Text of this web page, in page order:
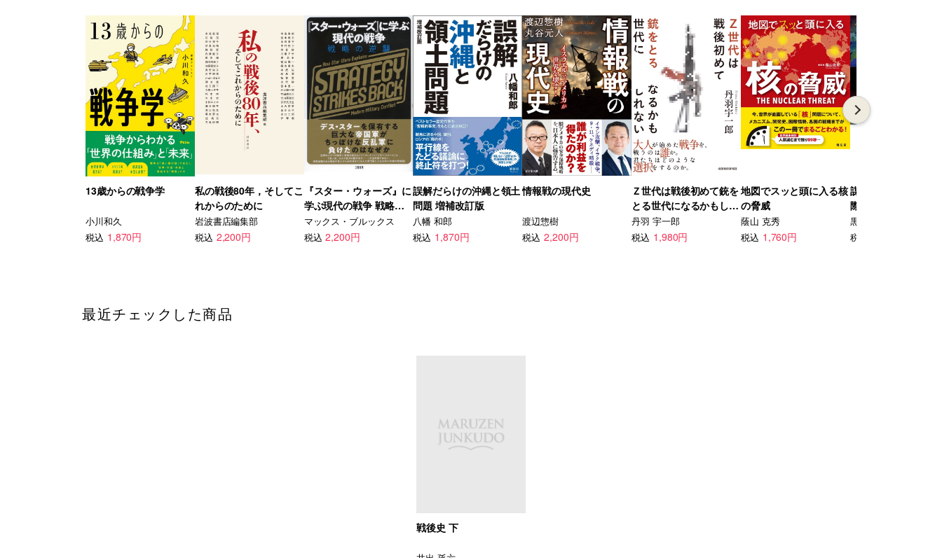
13歳からの戦争学
小川和久
税込 1,870円
私の戦後80年，そしてこ
れからのために
岩波書店編集部
税込 2,200円
『スター・ウォーズ』に
学ぶ現代の戦争 戦略の
逆襲
マックス・ブルックス
税込 2,200円
誤解だらけの沖縄と領土
問題 増補改訂版
八幡 和郎
税込 1,870円
情報戦の現代史
渡辺惣樹
税込 2,200円
Ｚ世代は戦後初めて銃を
とる世代になるかもしれ
ない
丹羽 宇一郎
税込 1,980円
地図でスッと頭に入る核
の脅威
蔭山 克秀
税込 1,760円
謀略と狂気が支配す
際政治の奈落
黒井文太郎
税込
最近チェックした商品
戦後史 下